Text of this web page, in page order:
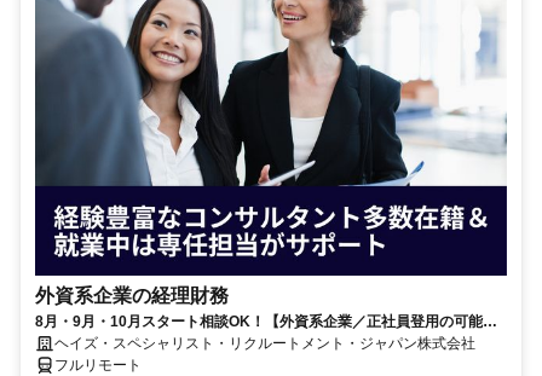
外資系企業の経理財務
8月・9月・10月スタート相談OK！【外資系企業／正社員登用の可能性
大／700万～800万／リモート勤務OK】経理財務
ヘイズ・スペシャリスト・リクルートメント・ジャパン株式会社
フルリモート